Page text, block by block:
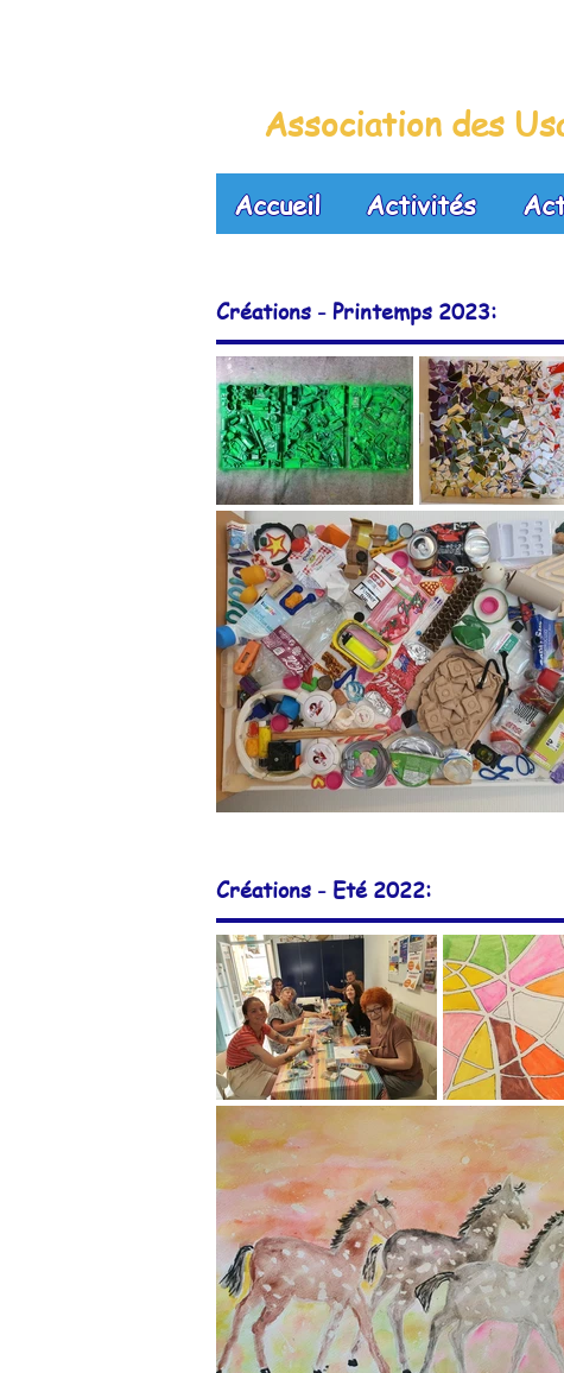
Association des
Accueil Activités
Créations - Printemps 2023:
Créations - Eté 2022: